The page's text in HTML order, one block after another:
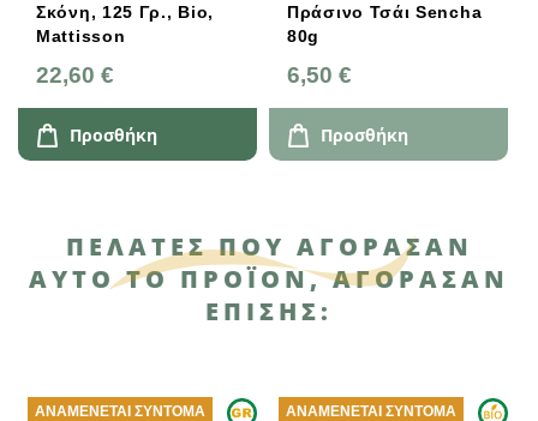
Σκόνη, 125 Γρ., Bio,
Mattisson
22,60 €
Προσθήκη
Πράσινο Τσάι Sencha
80g
6,50 €
Προσθήκη
ΠΕΛΆΤΕΣ ΠΟΥ ΑΓΌΡΑΣΑΝ
ΑΥΤΌ ΤΟ ΠΡΟΪΌΝ, ΑΓΌΡΑΣΑΝ
ΕΠΊΣΗΣ:
ΑΝΑΜΈΝΕΤΑΙ ΣΎΝΤΟΜΑ ΑΝΑΜΈΝΕΤΑΙ ΣΎΝΤΟΜΑ